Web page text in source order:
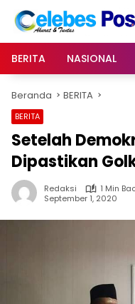
Langsung
konten
BERITA
NASIONAL
Beranda BERITA
BERITA
Setelah
Dipastikan
Redaksi
1 Min
September 1, 2020